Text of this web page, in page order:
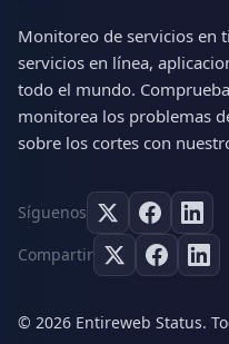
Monitoreo de servicios en
servicios en línea,
todo el mundo.
monitorea los problemas
sobre los cortes con
Síguenos
Compartir
© 2026 Entireweb Status.